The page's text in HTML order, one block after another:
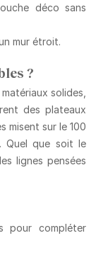
déco sans
mur étroit.
?
solides,
des plateaux
misent sur le 100
Quel que soit le
lignes pensées
pour compléter